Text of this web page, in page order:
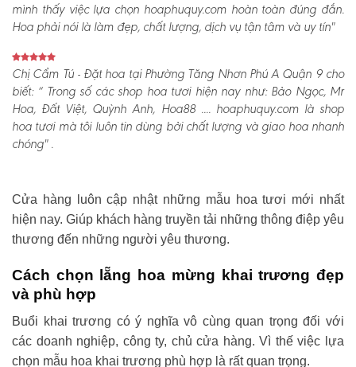
mình thấy việc lựa chọn hoaphuquy.com hoàn toàn đúng đắn.
Hoa phải nói là làm đẹp, chất lượng, dịch vụ tận tâm và uy tín"
Chị Cẩm Tú - Đặt hoa tại Phường Tăng Nhơn Phú A Quận 9 cho
biết:“ Trong số các shop hoa tươi hiện nay như: Bảo Ngọc, Mr
Hoa, Đất Việt, Quỳnh Anh, Hoa88 .... hoaphuquy.com là shop
hoa tươi mà tôi luôn tin dùng bởi chất lượng và giao hoa nhanh
chóng" .
Cửa hàng luôn cập nhật những mẫu hoa tươi mới nhất
hiện nay. Giúp khách hàng truyền tải những thông điệp yêu
thương đến những người yêu thương.
Cách chọn lẵng hoa mừng khai trương đẹp
và phù hợp
Buổi khai trương có ý nghĩa vô cùng quan trọng đối với
các doanh nghiệp, công ty, chủ cửa hàng. Vì thế việc lựa
chọn mẫu hoa khai trương phù hợp là rất quan trọng.